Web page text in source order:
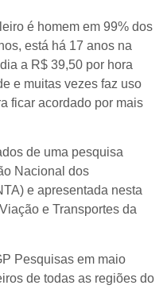
é homem em 99% dos
está há 17 anos na
a R$ 39,50 por hora
e muitas vezes faz uso
ficar acordado por mais
de uma pesquisa
Nacional dos
e apresentada nesta
e Transportes da
Pesquisas em maio
de todas as regiões do